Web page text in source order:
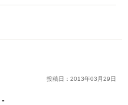
投稿日： 2013年03 月29日
-